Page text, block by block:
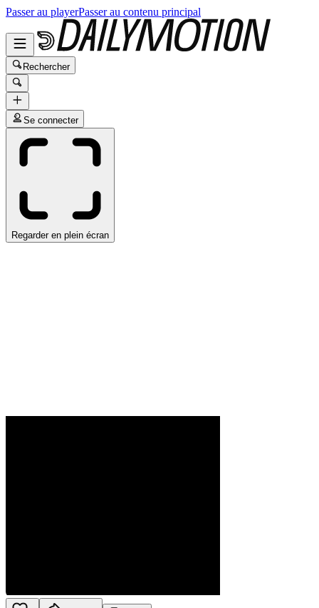
Passer au playerPasser au contenu principal
Rechercher
Se connecter
Regarder en plein écran